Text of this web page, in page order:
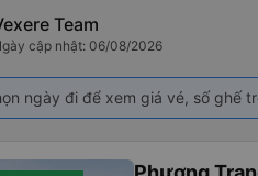
Team
cập nhật: 06/08/2026
ngày đi để xem giá vé, số ghế